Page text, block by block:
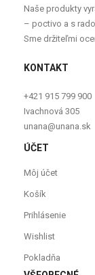
Naše produkty
– poctivo a s
Sme držiteľmi
KONTAKT
+421 915 799 900
Ivachnová 305
unana@unana.sk
ÚČET
Môj účet
Košík
Prihlásenie
Wishlist
Pokladňa